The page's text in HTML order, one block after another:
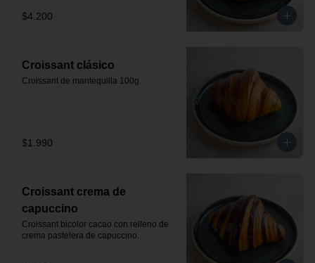
$4.200
Croissant clásico
Croissant de mantequilla 100g.
$1.990
Croissant crema de
capuccino
Croissant bicolor cacao con relleno de
crema pastelera de capuccino.